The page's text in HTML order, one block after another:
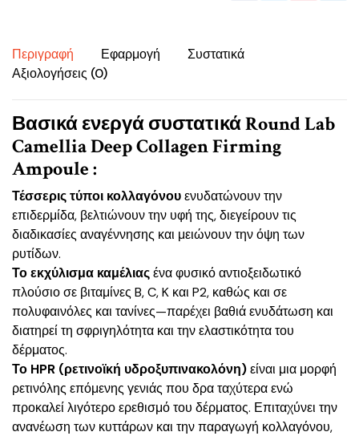
Περιγραφή Εφαρμογή
Συστατικά
Αξιολογήσεις (0)
Βασικά ενεργά συστατικά Round Lab
Camellia Deep Collagen Firming
Ampoule :
Τέσσερις τύποι κολλαγόνουενυδατώνουν την
επιδερμίδα, βελτιώνουν την υφή της, διεγείρουν τις
διαδικασίες αναγέννησης και μειώνουν την όψη των
ρυτίδων.
Το εκχύλισμα καμέλιαςένα φυσικό αντιοξειδωτικό
πλούσιο σε βιταμίνες B, C, K και P2, καθώς και σε
πολυφαινόλες και τανίνες—παρέχει βαθιά ενυδάτωση και
διατηρεί τη σφριγηλότητα και την ελαστικότητα του
δέρματος.
Το HPR (ρετινοϊκή υδροξυπινακολόνη)είναι μια μορφή
ρετινόλης επόμενης γενιάς που δρα ταχύτερα ενώ
προκαλεί λιγότερο ερεθισμό του δέρματος. Επιταχύνει την
ανανέωση των κυττάρων και την παραγωγή κολλαγόνου,